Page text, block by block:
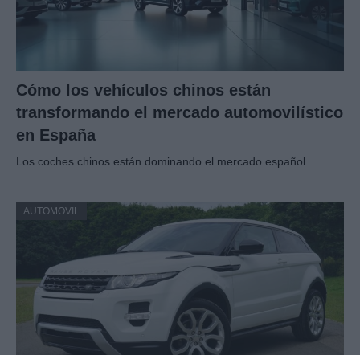
Cómo los vehículos chinos están
transformando el mercado automovilístico
en España
Los coches chinos están dominando el mercado español…
AUTOMOVIL